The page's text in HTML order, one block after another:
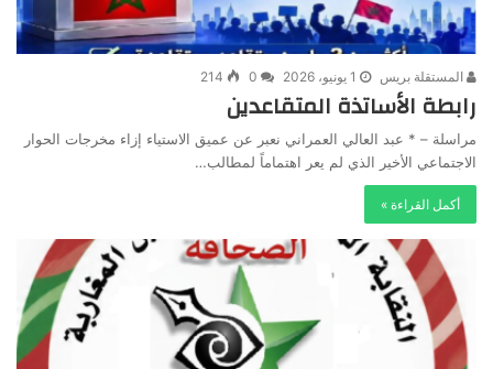
المستقلة بريس 1 يونيو، 2026 0
214
رابطة الأساتذة المتقاعدين
مراسلة – * عبد العالي العمراني نعبر عن عميق الاستياء إزاء مخرجات الحوار
الاجتماعي الأخير الذي لم يعر اهتماماً لمطالب…
أكمل القراءة »